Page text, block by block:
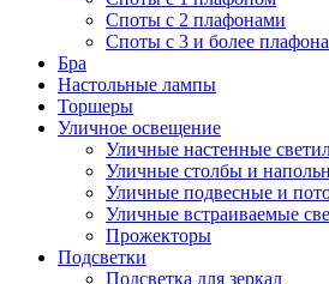
Споты с 2 плафонами
Споты с 3 и более
Бра
Настольные лампы
Торшеры
Уличное освещение
Уличные настенные
Уличные столбы и
Уличные подвесные и
Уличные встраиваемые
Прожекторы
Подсветки
Подсветка для зеркал